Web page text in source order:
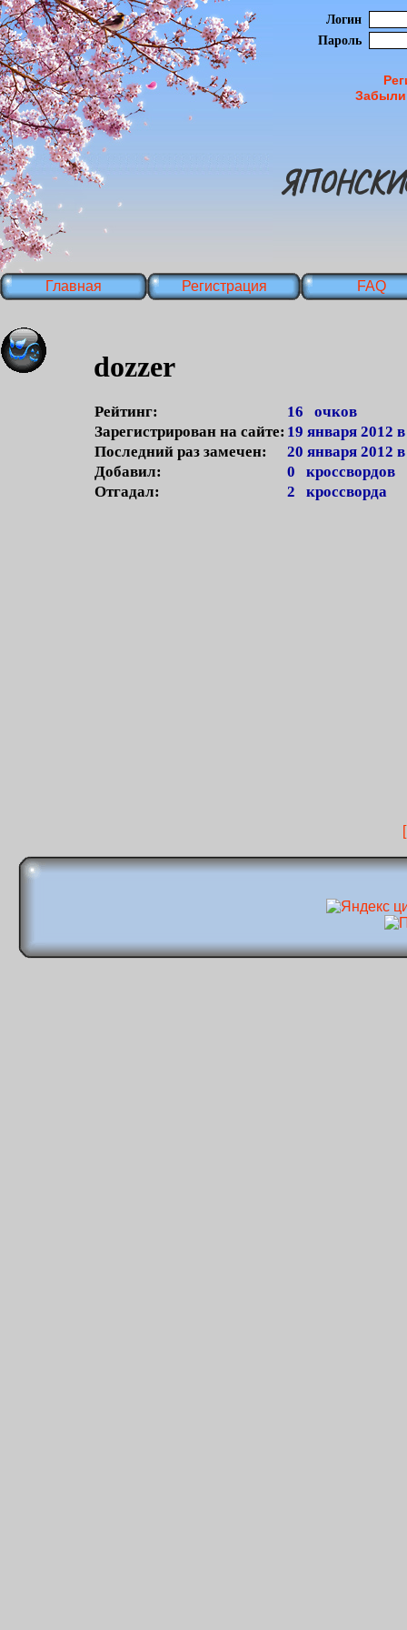
Логин
Пароль
Главная Регистрация FAQ
dozzer
Рейтинг:
16 очков
Зарегистрирован на сайте: 19 января 2012
Последний раз замечен:
20 января 2012
Добавил:
0 кроссвордов
Отгадал:
2 кроссворда